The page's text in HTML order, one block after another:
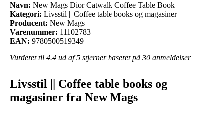
Navn: New Mags Dior Catwalk Coffee Table Book
Kategori: Livsstil || Coffee table books og magasiner
Producent: New Mags
Varenummer: 11102783
EAN: 9780500519349
Vurderet til 4.4 ud af 5 stjerner baseret på 30 anmeldelser
Livsstil || Coffee table books og
magasiner fra New Mags